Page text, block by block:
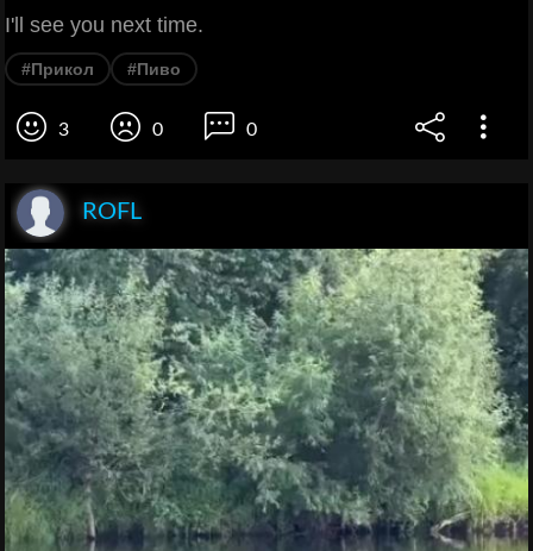
I'll see you next time.
#Прикол #Пиво
3 0 0
ROFL